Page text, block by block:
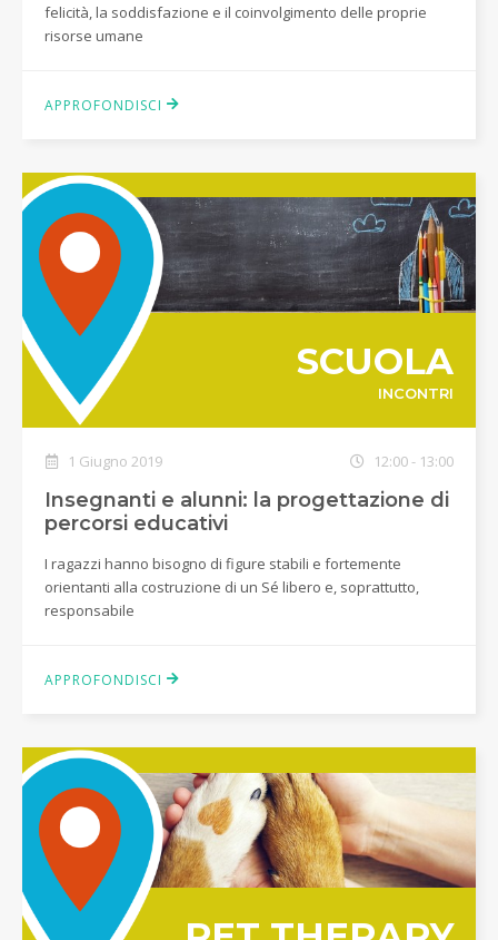
felicità, la soddisfazione e il coinvolgimento delle proprie
risorse umane
APPROFONDISCI
SCUOLA
INCONTRI
1 Giugno 2019 12:00 - 13:00
Insegnanti e alunni: la progettazione di
percorsi educativi
I ragazzi hanno bisogno di figure stabili e fortemente
orientanti alla costruzione di un Sé libero e, soprattutto,
responsabile
APPROFONDISCI